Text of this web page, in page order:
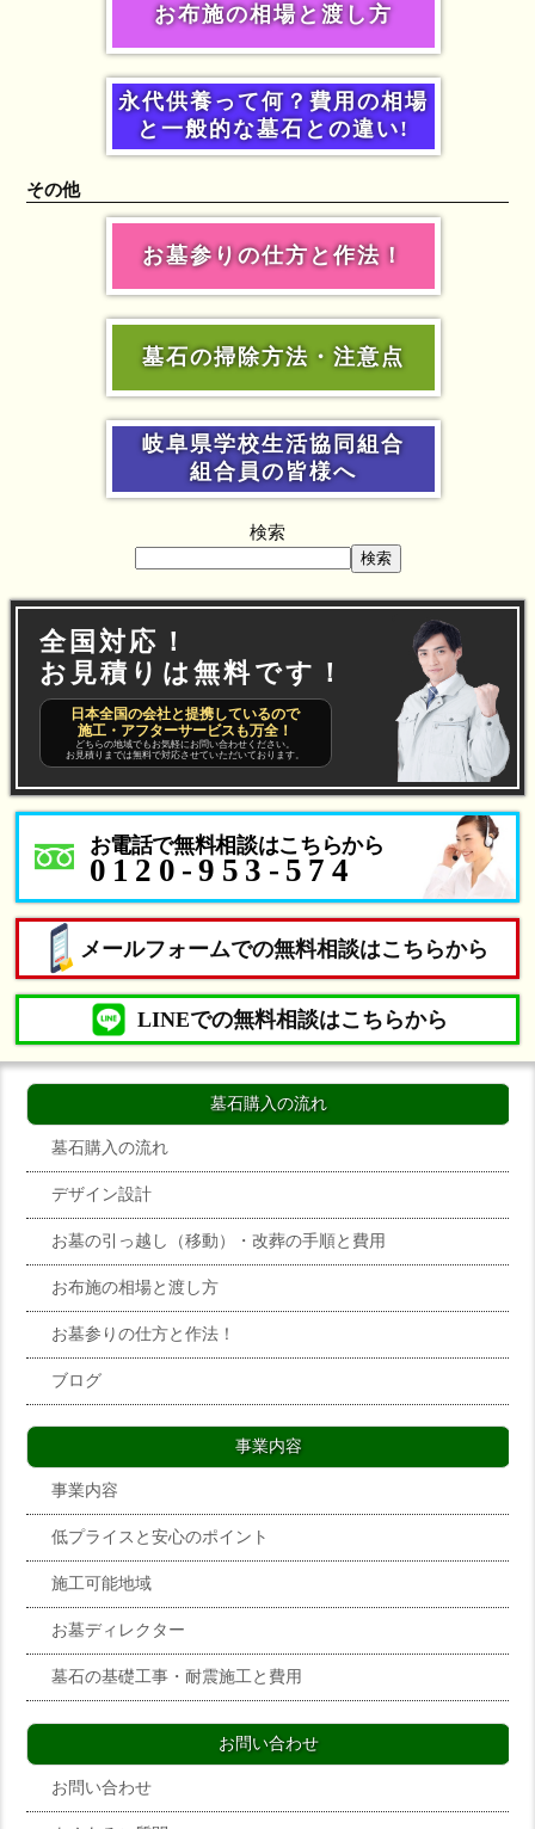
お布施の相場と渡し方
永代供養って何？費用の相場
と一般的な墓石との違い!
その他
お墓参りの仕方と作法！
墓石の掃除方法・注意点
岐阜県学校生活協同組合
組合員の皆様へ
検索
検索
全国対応！
お見積りは無料です！
日本全国の会社と提携しているので
施工・アフターサービスも万全！
どちらの地域でもお気軽にお問い合わせください。
お見積りまでは無料で対応させていただいております。
お電話で無料相談はこちらから
0120-953-574
メールフォームでの無料相談はこちらから
LINEでの無料相談はこちらから
墓石購入の流れ
墓石購入の流れ
デザイン設計
お墓の引っ越し（移動）・改葬の手順と費用
お布施の相場と渡し方
お墓参りの仕方と作法！
ブログ
事業内容
事業内容
低プライスと安心のポイント
施工可能地域
お墓ディレクター
墓石の基礎工事・耐震施工と費用
お問い合わせ
お問い合わせ